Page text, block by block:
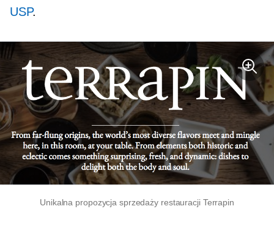
USP.
Unikalna propozycja sprzedaży restauracji Terrapin